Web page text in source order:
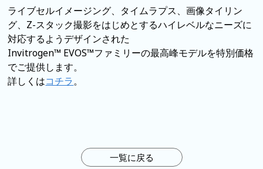
ライブセルイメージング、タイムラプス、画像タイリン
グ、Z-スタック撮影をはじめとするハイレベルなニーズに
対応するようデザインされた
Invitrogen™ EVOS™ファミリーの最高峰モデルを特別価格
でご提供します。
詳しくはコチラ。
一覧に戻る